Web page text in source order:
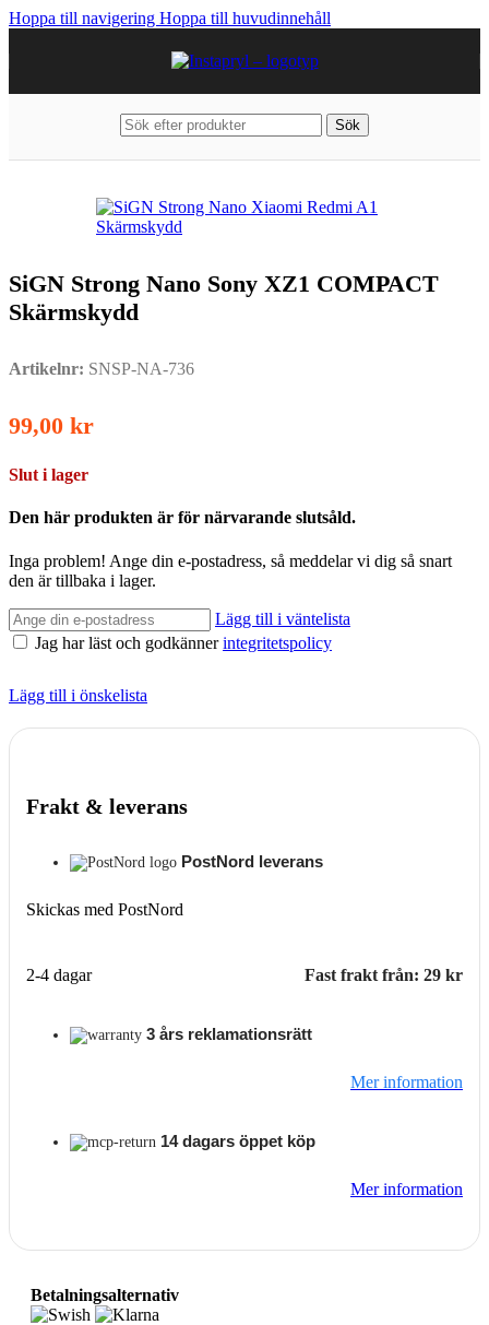
Hoppa till navigering Hoppa till huvudinnehåll
Sök
SiGN Strong Nano Sony XZ1 COMPACT
Skärmskydd
Artikelnr: SNSP-NA-736
99,00 kr
Slut i lager
Den här produkten är för närvarande slutsåld.
Inga problem! Ange din e-postadress, så meddelar vi dig så snart
den är tillbaka i lager.
Lägg till i väntelista
Jag har läst och godkännerintegritetspolicy
Lägg till i önskelista
Frakt & leverans
PostNord leverans
Skickas med PostNord
2-4 dagar Fast frakt från: 29 kr
3 års reklamationsrätt
Mer information
14 dagars öppet köp
Mer information
Betalningsalternativ